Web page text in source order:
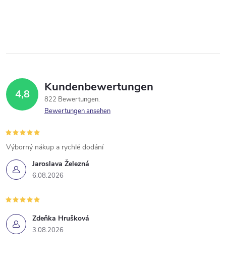
4,8 Kundenbewertungen
822 Bewertungen
Bewertungen ansehen
Jaroslava Železná
6.08.2026
Výborný nákup a rychlé dodání
Zdeňka Hrušková
3.08.2026